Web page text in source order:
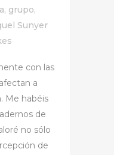
, grupo,
Sunyer
con las
a
Me habéis
de
no sólo
de